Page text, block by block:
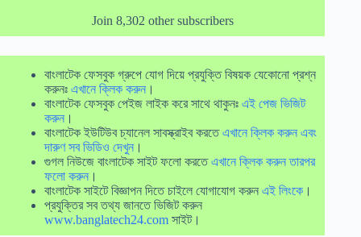
Join 8,302 other subscribers
বাংলাটেক ফেসবুক গ্রুপে যোগ দিয়ে প্রযুক্তি বিষয়ক যেকোনো প্রশ্ন
করুনঃ এখানে ক্লিক করুন ।
বাংলাটেক ফেসবুক পেইজ লাইক করে সাথে থাকুনঃ এই পেজ ভিজিট
করুন ।
বাংলাটেক ইউটিউব চ্যানেল সাবস্ক্রাইব করতেএখানে ক্লিক করুন এবং
দারুণ সব ভিডিও দেখুন ।
গুগল নিউজে বাংলাটেক সাইট ফলো করতেএখানে ক্লিক করুন তারপর
ফলো করুন ।
বাংলাটেক সাইটে বিজ্ঞাপন দিতে চাইলে যোগাযোগ করুন এই লিংকে ।
প্রযুক্তির সব তথ্য জানতে ভিজিট করুন
www.banglatech24.com সাইট।